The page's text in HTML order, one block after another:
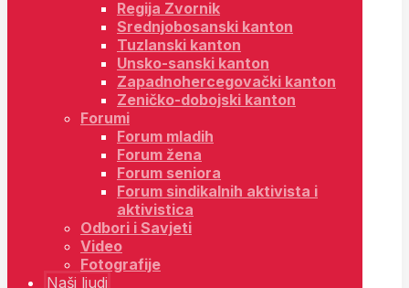
Regija Zvornik
Srednjobosanski kanton
Tuzlanski kanton
Unsko-sanski kanton
Zapadnohercegovački kanton
Zeničko-dobojski kanton
Forumi
Forum mladih
Forum žena
Forum seniora
Forum sindikalnih aktivista i
aktivistica
Odbori i Savjeti
Video
Fotografije
Naši ljudi